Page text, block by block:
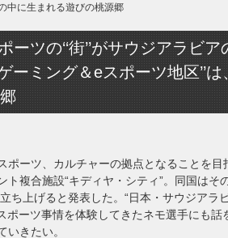
中に生まれる遊びの桃源郷
ツの‘‘街’’がサウジアラビア
ゲーミング＆eスポーツ地区’’
ポーツ、カルチャーの拠点となることを目
複合施設“キディヤ・シティ”。同国はそ
ち上げると発表した。“日本・サウジアラ
ポーツ事情を体験してきたネモ選手にも話
いきたい。